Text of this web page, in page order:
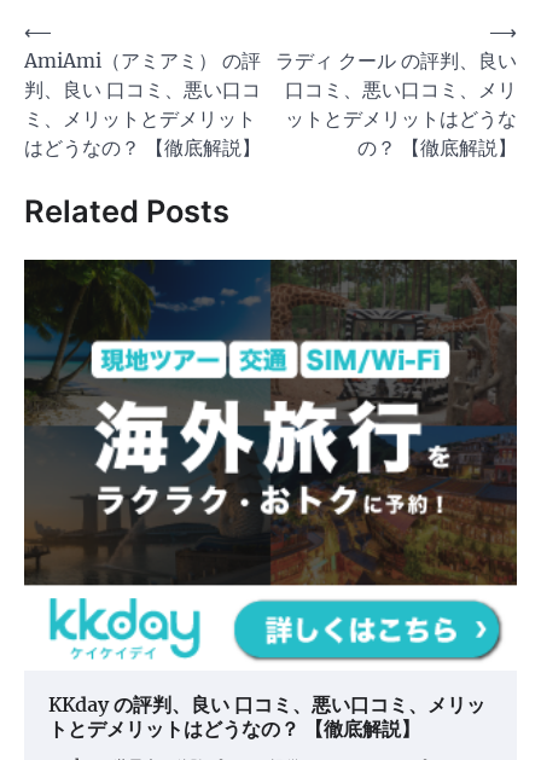
投
稿
ナ
ビ
ー
シ
ン
⟵
AmiAmi（アミアミ） の評
判、良い 口コミ、悪い口コ
ミ、メリットとデメリット
はどうなの？ 【徹底解説】
ラディ クール の評判、良い
口コミ、悪い口コミ、メリ
ットとデメリットはどうな
の？ 【徹底解説】
⟶
Related Posts
KKday の評判、良い 口コミ、悪い口コミ、メリッ
トとデメリットはどうなの？ 【徹底解説】